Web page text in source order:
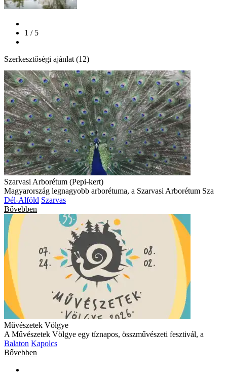
1 / 5
Szerkesztőségi ajánlat (12)
Szarvasi Arborétum (Pepi-kert)
Magyarország legnagyobb arborétuma, a Szarvasi Arborétum Sza
Dél-Alföld Szarvas
Bővebben
Művészetek Völgye
A Művészetek Völgye egy tíznapos, összművészeti fesztivál, a
Balaton Kapolcs
Bővebben